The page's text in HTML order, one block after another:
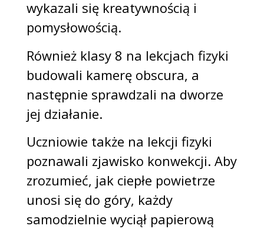
wykazali się kreatywnością i
pomysłowością.
Również klasy 8 na lekcjach fizyki
budowali kamerę obscura, a
następnie sprawdzali na dworze
jej działanie.
Uczniowie także na lekcji fizyki
poznawali zjawisko konwekcji. Aby
zrozumieć, jak ciepłe powietrze
unosi się do góry, każdy
samodzielnie wyciął papierową